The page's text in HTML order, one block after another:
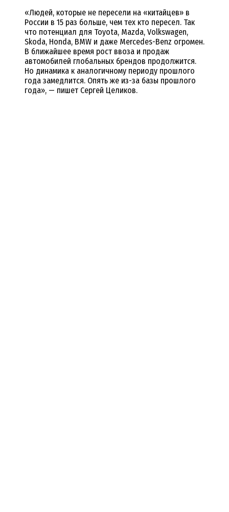
«Людей, которые не пересели на «китайцев» в
России в 15 раз больше, чем тех кто пересел. Так
что потенциал для Toyota, Mazda, Volkswagen,
Skoda, Honda, BMW и даже Mercedes-Benz огромен.
В ближайшее время рост ввоза и продаж
автомобилей глобальных брендов продолжится.
Но динамика к аналогичному периоду прошлого
года замедлится. Опять же из-за базы прошлого
года», — пишет Сергей Целиков.